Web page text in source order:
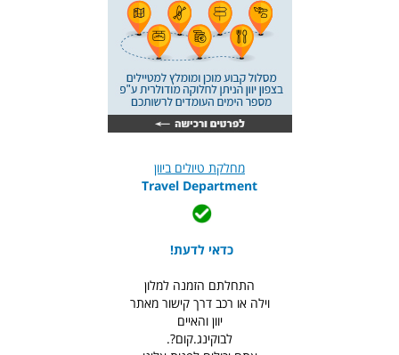
מחלקת טיולים ביוון
Travel Department
כדאי לדעת!
התחלתם הזמנה למלון
וילה או רכב דרך קישור מאתר
יוון והאיים
לבוקינג.קום?.